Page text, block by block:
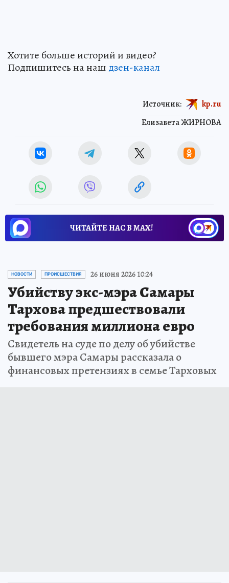
Хотите больше историй и видео?
Подпишитесь на наш дзен-канал
Елизавета ЖИРНОВА
Источник: kp.ru
ЧИТАЙТЕ НАС В МАХ!
НОВОСТИ ПРОИСШЕСТВИЯ 26 июня 2026 10:24
Убийству экс-мэра Самары
Тархова предшествовали
требования миллиона евро
Свидетель на суде по делу об убийстве
бывшего мэра Самары рассказала о
финансовых претензиях в семье Тарховых